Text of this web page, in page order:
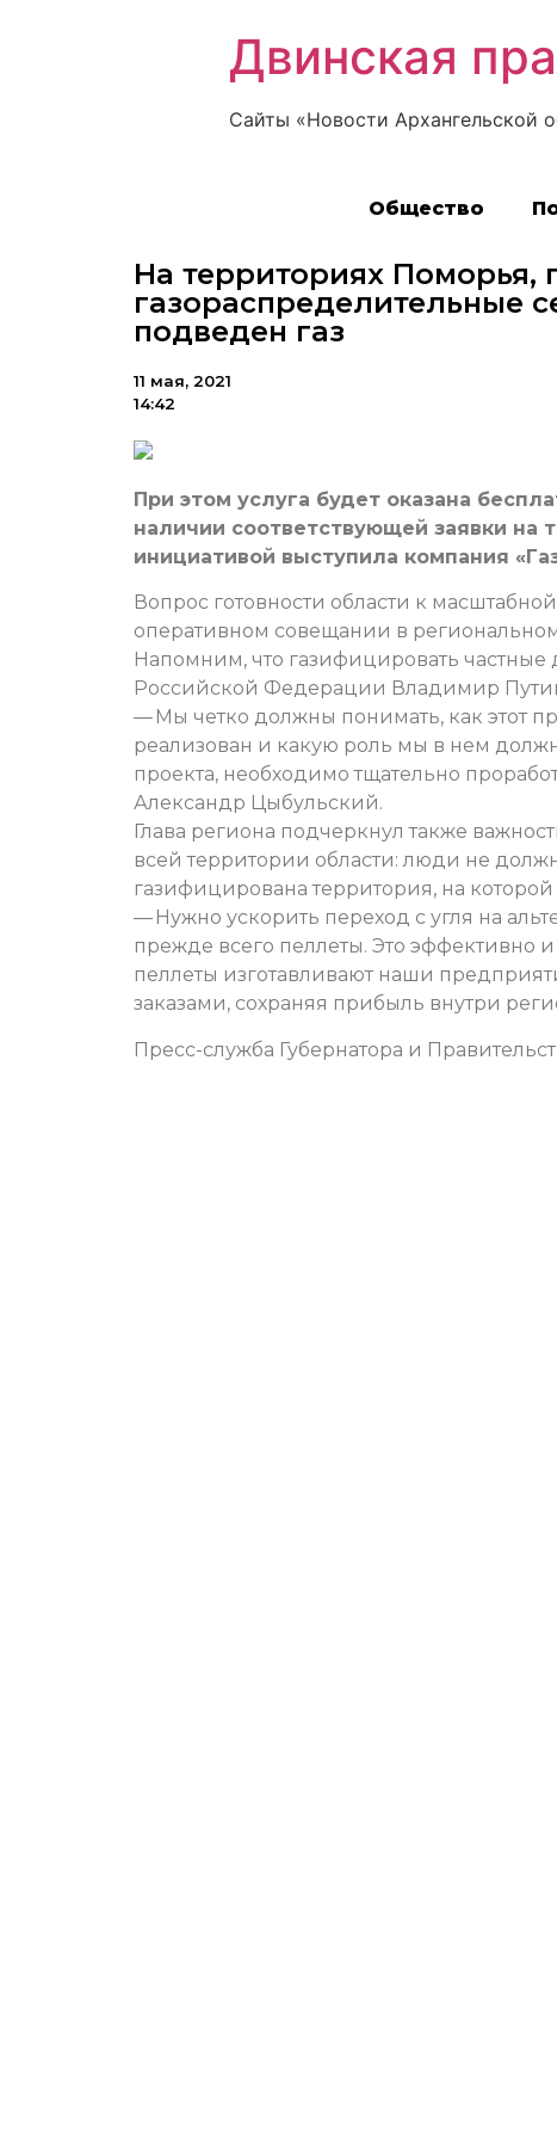
Двинская
Сайты «Новости Архангельской
Общество
На территориях Поморья,
газораспределительные
подведен газ
11 мая, 2021
14:42
При этом услуга будет оказана
наличии соответствующей заявки на
инициативой выступила компания
Вопрос готовности области к
оперативном совещании в
Напомним, что газифицировать
Российской Федерации Владимир
— Мы четко должны понимать, как этот
реализован и какую роль мы в нем
проекта, необходимо тщательно
Александр Цыбульский.
Глава региона подчеркнул также
всей территории области: люди не
газифицирована территория, на
— Нужно ускорить переход с угля на
прежде всего пеллеты. Это эффективно и
пеллеты изготавливают наши
заказами, сохраняя прибыль внутри
Пресс-служба Губернатора и